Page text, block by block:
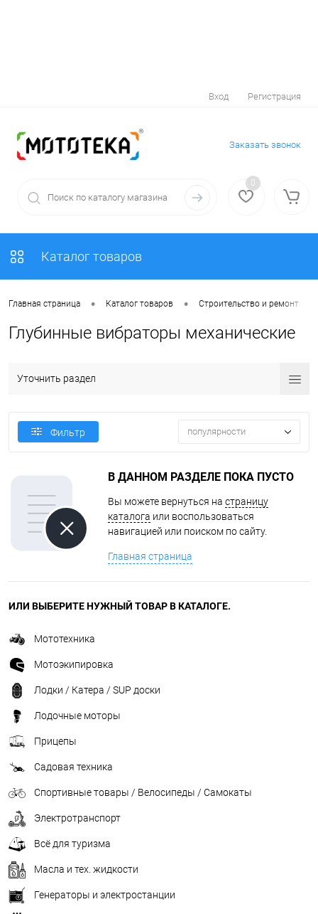
Вход Регистрация
Заказать звонок
0
Каталог товаров
Главная страница • Каталог товаров • Строительство и ремонт
Глубинные вибраторы механические
Уточнить раздел
Фильтр популярности
В ДАННОМ РАЗДЕЛЕ ПОКА ПУСТО
Вы можете вернуться на страницу
каталога или воспользоваться
навигацией или поиском по сайту.
Главная страница
ИЛИ ВЫБЕРИТЕ НУЖНЫЙ ТОВАР В КАТАЛОГЕ.
Мототехника
Мотоэкипировка
Лодки / Катера / SUP доски
Лодочные моторы
Прицепы
Садовая техника
Спортивные товары / Велосипеды / Самокаты
Электротранспорт
Всё для туризма
Масла и тех. жидкости
Генераторы и электростанции